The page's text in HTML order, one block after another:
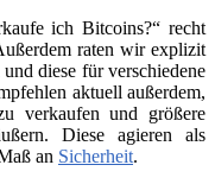
ich Bitcoins?“ recht
raten wir explizit
diese für verschiedene
aktuell außerdem,
verkaufen und größere
Diese agieren als
an Sicherheit.